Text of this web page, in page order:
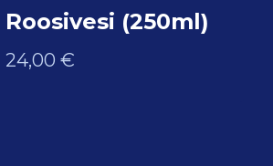
Roosivesi (250ml)
24,00 €